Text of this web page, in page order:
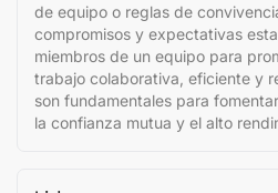
de equipo o reglas de
compromisos y expectativas
miembros de un equipo para
trabajo colaborativa, eficiente y
son fundamentales para
la confianza mutua y el alto